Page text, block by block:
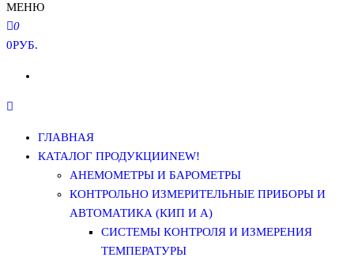
МЕНЮ
0
0РУБ.
ГЛАВНАЯ
КАТАЛОГ ПРОДУКЦИИNEW!
АНЕМОМЕТРЫ И БАРОМЕТРЫ
КОНТРОЛЬНО ИЗМЕРИТЕЛЬНЫЕ ПРИБОРЫ И
АВТОМАТИКА (КИП И А)
СИСТЕМЫ КОНТРОЛЯ И ИЗМЕРЕНИЯ
ТЕМПЕРАТУРЫ